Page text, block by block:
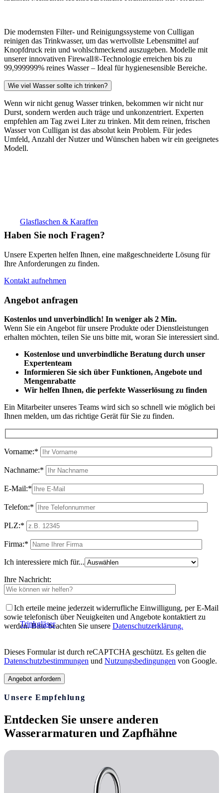
Glasflaschen & Karaffen
Trinkgläser
Die modernsten Filter- und Reinigungssysteme von Culligan
reinigen das Trinkwasser, um das wertvollste Lebensmittel auf
Knopfdruck rein und wohlschmeckend auszugeben. Modelle mit
unserer innovativen Firewall®-Technologie erreichen bis zu
99,999999% reines Wasser – Ideal für hygienesensible Bereiche.
Wie viel Wasser sollte ich trinken?
Wenn wir nicht genug Wasser trinken, bekommen wir nicht nur
Durst, sondern werden auch träge und unkonzentriert. Experten
empfehlen am Tag zwei Liter zu trinken. Mit dem reinen, frischen
Wasser von Culligan ist das absolut kein Problem. Für jedes
Umfeld, Anzahl der Nutzer und Wünschen haben wir ein geeignetes
Modell.
Haben Sie noch Fragen?
Unsere Experten helfen Ihnen, eine maßgeschneiderte Lösung für
Ihre Anforderungen zu finden.
Kontakt aufnehmen
Angebot anfragen
Kostenlos und unverbindlich! In weniger als 2 Min.
Wenn Sie ein Angebot für unsere Produkte oder Dienstleistungen
erhalten möchten, teilen Sie uns bitte mit, woran Sie interessiert sind.
Kostenlose und unverbindliche Beratung durch unser
Expertenteam
Informieren Sie sich über Funktionen, Angebote und
Mengenrabatte
Wir helfen Ihnen, die perfekte Wasserlösung zu finden
Ein Mitarbeiter unseres Teams wird sich so schnell wie möglich bei
Ihnen melden, um das richtige Gerät für Sie zu finden.
Vorname:*
Nachname:*
E-Mail:*
Telefon:*
PLZ:*
Firma:*
Ich interessiere mich für...
Ihre Nachricht:
Ich erteile meine jederzeit widerrufliche Einwilligung, per E-Mail
sowie telefonisch über Neuigkeiten und Angebote kontaktiert zu
werden. Bitte beachten Sie unsere Datenschutzerklärung.
Dieses Formular ist durch reCAPTCHA geschützt. Es gelten die
Datenschutzbestimmungen und Nutzungsbedingungen von Google.
Unsere Empfehlung
Entdecken Sie unsere anderen
Wasserarmaturen und Zapfhähne